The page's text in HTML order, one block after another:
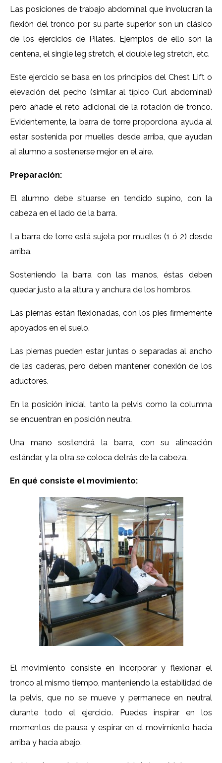
Las posiciones de trabajo abdominal que involucran la
flexión del tronco por su parte superior son un clásico
de los ejercicios de Pilates. Ejemplos de ello son la
centena, el single leg stretch, el double leg stretch, etc.
Este ejercicio se basa en los principios del Chest Lift o
elevación del pecho (similar al típico Curl abdominal)
pero añade el reto adicional de la rotación de tronco.
Evidentemente, la barra de torre proporciona ayuda al
estar sostenida por muelles desde arriba, que ayudan
al alumno a sostenerse mejor en el aire.
Preparación:
El alumno debe situarse en tendido supino, con la
cabeza en el lado de la barra.
La barra de torre está sujeta por muelles (1 ó 2) desde
arriba.
Sosteniendo la barra con las manos, éstas deben
quedar justo a la altura y anchura de los hombros.
Las piernas están flexionadas, con los pies firmemente
apoyados en el suelo.
Las piernas pueden estar juntas o separadas al ancho
de las caderas, pero deben mantener conexión de los
aductores.
En la posición inicial, tanto la pelvis como la columna
se encuentran en posición neutra.
Una mano sostendrá la barra, con su alineación
estándar, y la otra se coloca detrás de la cabeza.
En qué consiste el movimiento:
El movimiento consiste en incorporar y flexionar el
tronco al mismo tiempo, manteniendo la estabilidad de
la pelvis, que no se mueve y permanece en neutral
durante todo el ejercicio. Puedes inspirar en los
momentos de pausa y espirar en el movimiento hacia
arriba y hacia abajo.